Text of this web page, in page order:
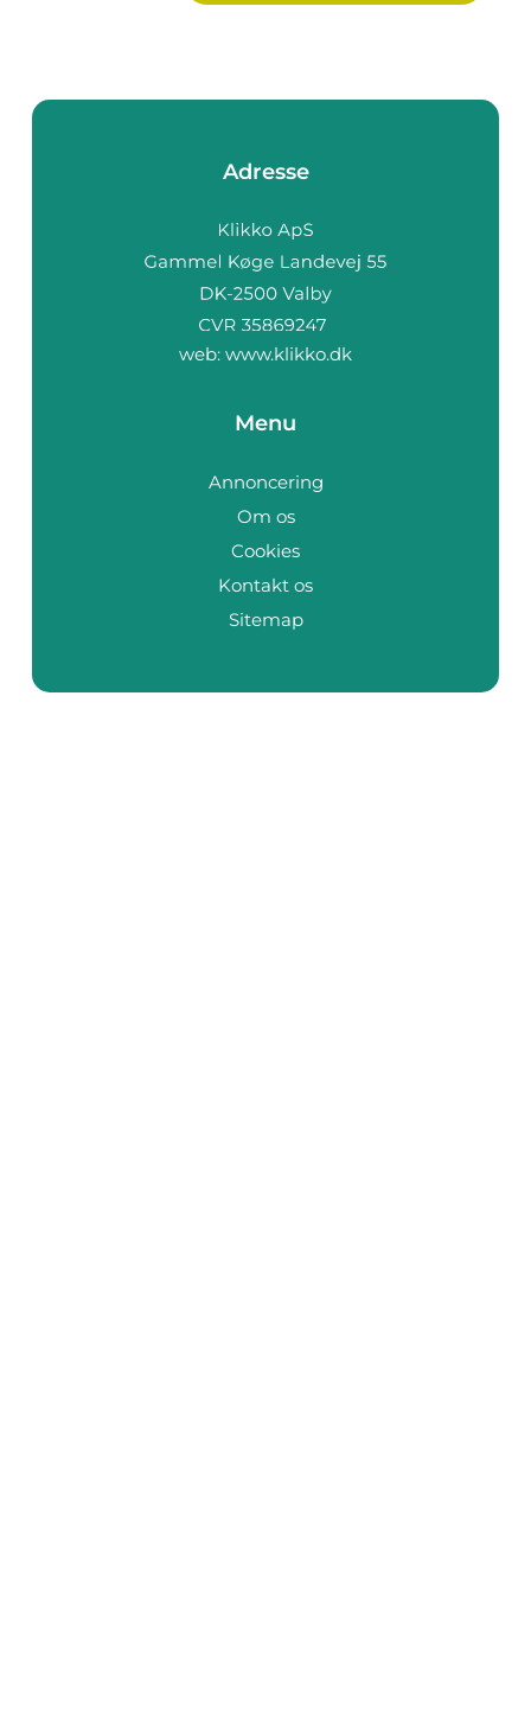
Adresse
web: www.klikko.dk
Menu
Annoncering
Om os
Cookies
Kontakt os
Sitemap